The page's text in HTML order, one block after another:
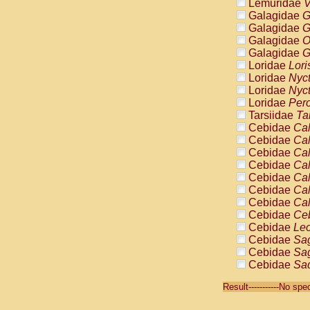
Lemuridae
Galagidae
Galagidae
Galagidae
Galagidae
Loridae
Loridae
Loridae
Loridae
Tarsiidae
Cebidae
Cebidae
Cebidae
Cebidae
Cebidae
Cebidae
Cebidae
Cebidae
Cebidae
Cebidae
Cebidae
Cebidae
Cebidae
Result-----------No